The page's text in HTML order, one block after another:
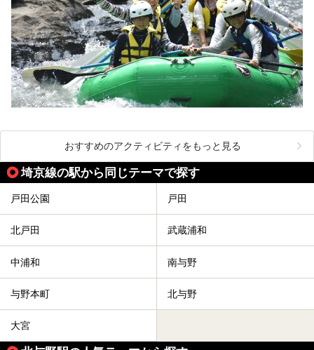
おすすめのアクティビティをもっと見る
埼京線の駅から同じテーマで探す
戸田公園 戸田
北戸田 武蔵浦和
中浦和 南与野
与野本町 北与野
大宮